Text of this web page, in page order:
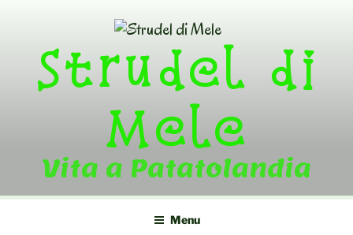
contentStrudel di
Mele
Vita a Patatolandia
Menu